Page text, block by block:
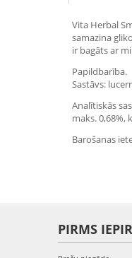
Vita Herbal
samazina
ir bagāts ar
Papildbarība.
Sastāvs:
Analītiskās
maks. 0,68%,
Barošanas
PIRMS